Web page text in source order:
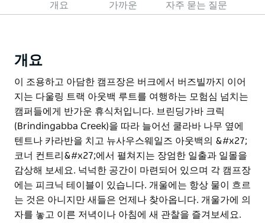
개요 가까운 자주 묻는 질문
개요
이 조용하고 아담한 캠프장은 버크에서 버즈빌까지 이어
지는 다울링 트랙 아웃백 루트를 여행하는 모험심 넘치는
캠퍼들에게 반가운 휴식처입니다. 브린딩가바 크릭
(Brindingabba Creek)을 따라 늘어선 쿨라바 나무 옆에
텐트나 카라반을 치고 뉴사우스웨일즈 아웃백의 &#x27;
코너 컨트리&#x27;에서 펼쳐지는 장엄한 일출과 일몰을
감상해 보세요. 넉넉한 공간이 마련되어 있으며 각 캠프장
에는 피크닉 테이블이 있습니다. 개울에는 항상 물이 흐르
는 것은 아니지만 새들은 언제나 찾아옵니다. 개울가에 의
자를 놓고 이른 저녁이나 아침에 새 관찰을 즐겨보세요.